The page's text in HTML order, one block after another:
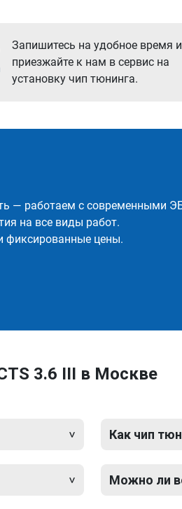
Запишитесь на удобное время и
приезжайте к нам в сервис на
установку чип тюнинга.
— работаем с современными
на все виды работ.
фиксированные цены.
3.6 III в Москве
Как чип
Можно ли